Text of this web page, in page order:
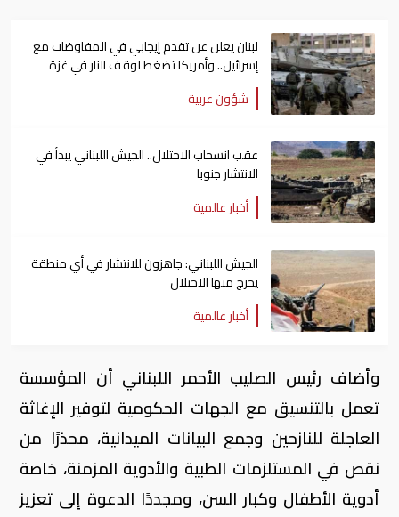
لبنان يعلن عن تقدم إيجابي في المفاوضات مع
إسرائيل.. وأمريكا تضغط لوقف النار في غزة
شؤون عربية
عقب انسحاب الاحتلال.. الجيش اللبناني يبدأ في
الانتشار جنوبا
أخبار عالمية
الجيش اللبناني: جاهزون للانتشار في أي منطقة
يخرج منها الاحتلال
أخبار عالمية
وأضاف رئيس الصليب الأحمر اللبناني أن المؤسسة
تعمل بالتنسيق مع الجهات الحكومية لتوفير الإغاثة
العاجلة للنازحين وجمع البيانات الميدانية، محذرًا من
نقص في المستلزمات الطبية والأدوية المزمنة، خاصة
أدوية الأطفال وكبار السن، ومجددًا الدعوة إلى تعزيز